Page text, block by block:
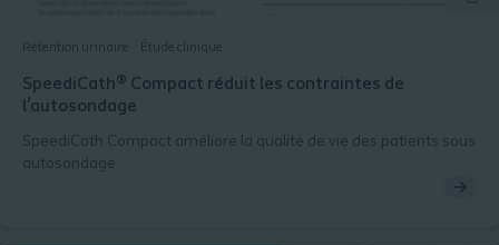
Rétention urinaire Étude clinique
SpeediCath® Compact réduit les contraintes de
l'autosondage
SpeediCath Compact améliore la qualité de vie des patients sous
autosondage.